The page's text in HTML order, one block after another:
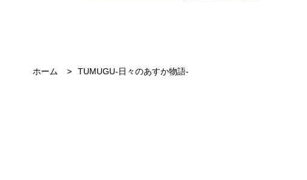
ホーム TUMUGU-日々のあすか物語-